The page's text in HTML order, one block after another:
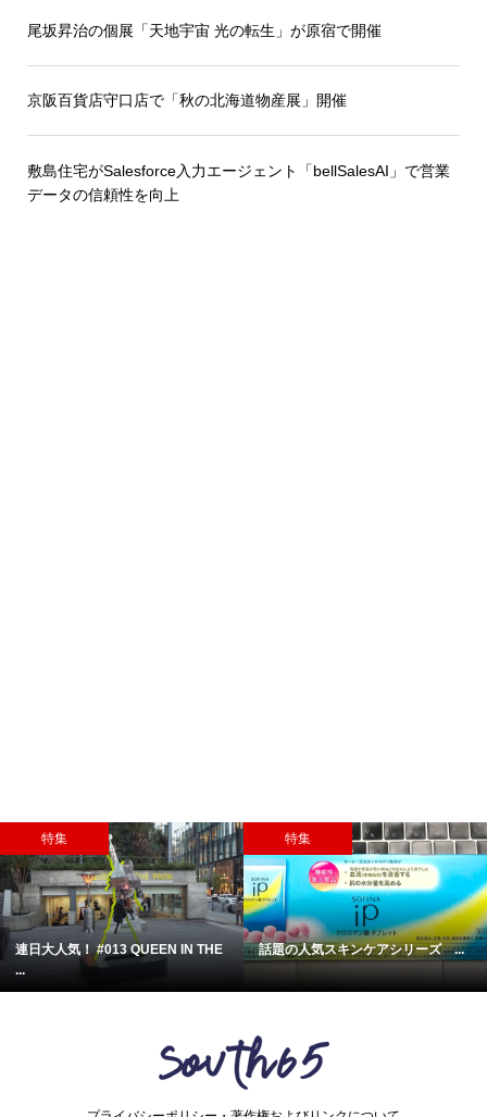
尾坂昇治の個展「天地宇宙 光の転生」が原宿で開催
京阪百貨店守口店で「秋の北海道物産展」開催
敷島住宅がSalesforce入力エージェント「bellSalesAI」で営業
データの信頼性を向上
特集
連日大人気！ #013 QUEEN IN THE
...
特集
話題の人気スキンケアシリーズ ...